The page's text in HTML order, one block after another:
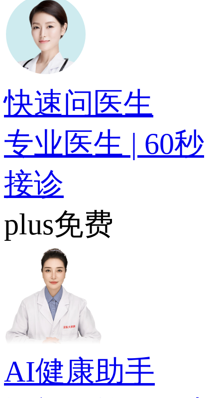
快速问医生
专业医生 | 60秒
接诊
plus免费
AI健康助手